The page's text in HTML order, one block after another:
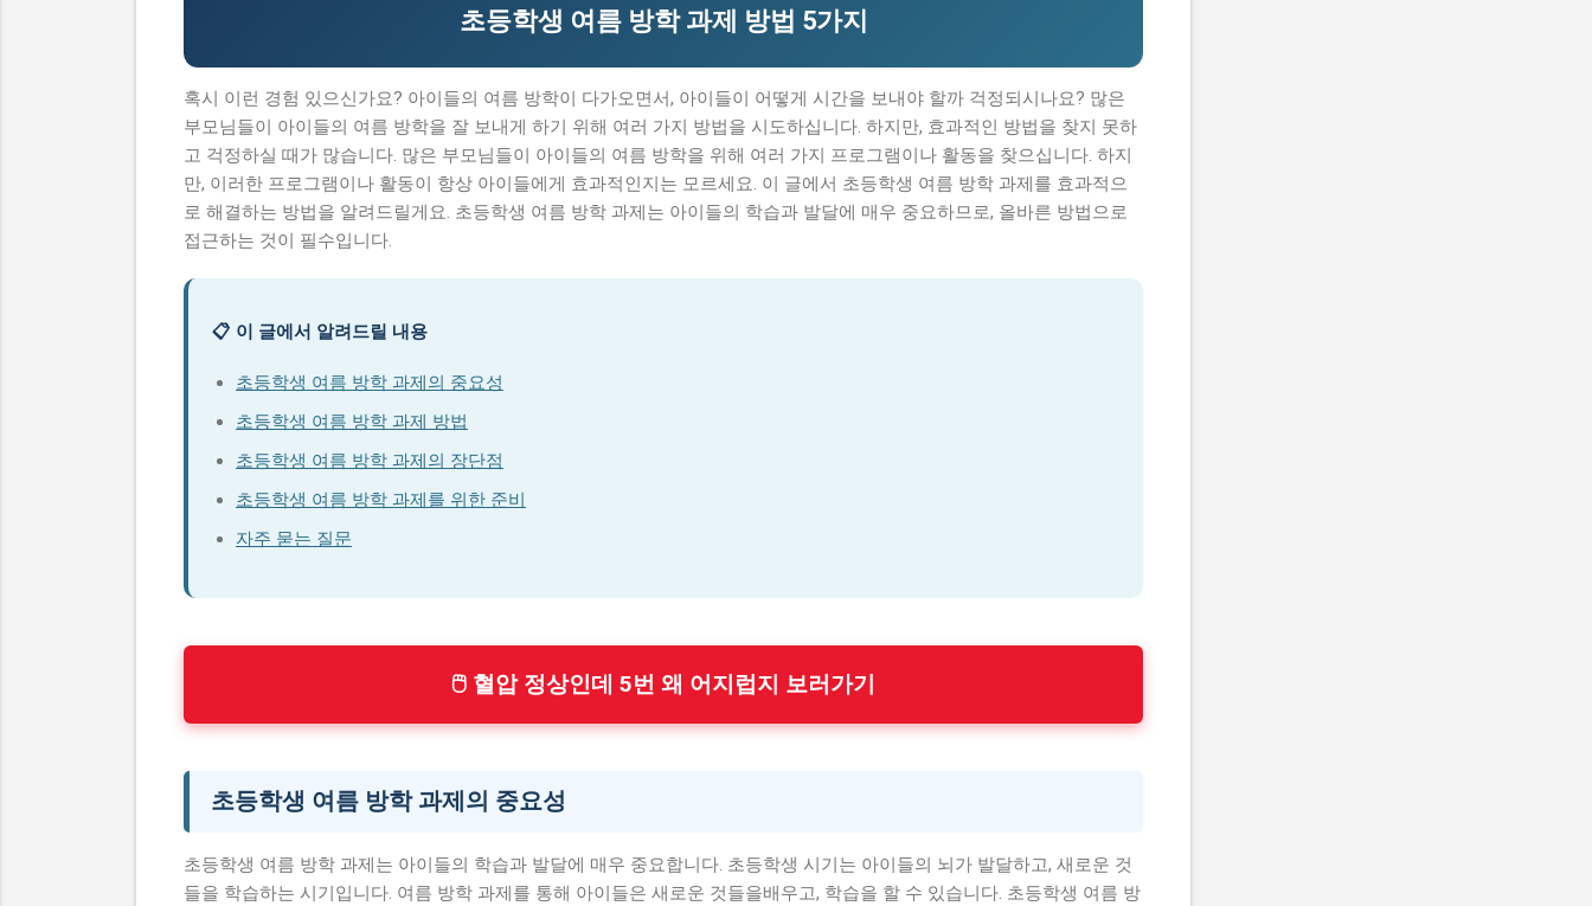
초등학생 여름 방학 과제 방법 5가지
혹시 이런 경험 있으신가요? 아이들의 여름 방학이 다가오면서, 아이들이 어떻게 시간을 보내야 할까 걱정되시나요? 많은
부모님들이 아이들의 여름 방학을 잘 보내게 하기 위해 여러 가지 방법을 시도하십니다. 하지만, 효과적인 방법을 찾지 못하
고 걱정하실 때가 많습니다. 많은 부모님들이 아이들의 여름 방학을 위해 여러 가지 프로그램이나 활동을 찾으십니다. 하지
만, 이러한 프로그램이나 활동이 항상 아이들에게 효과적인지는 모르세요. 이 글에서 초등학생 여름 방학 과제를 효과적으
로 해결하는 방법을 알려드릴게요. 초등학생 여름 방학 과제는 아이들의 학습과 발달에 매우 중요하므로, 올바른 방법으로
접근하는 것이 필수입니다.
📋 이 글에서 알려드릴 내용
초등학생 여름 방학 과제의 중요성
초등학생 여름 방학 과제 방법
초등학생 여름 방학 과제의 장단점
초등학생 여름 방학 과제를 위한 준비
자주 묻는 질문
🖱 혈압 정상인데 5번 왜 어지럽지 보러가기
초등학생 여름 방학 과제의 중요성
초등학생 여름 방학 과제는 아이들의 학습과 발달에 매우 중요합니다. 초등학생 시기는 아이들의 뇌가 발달하고, 새로운 것
들을 학습하는 시기입니다. 여름 방학 과제를 통해 아이들은 새로운 것들을배우고, 학습을 할 수 있습니다. 초등학생 여름 방